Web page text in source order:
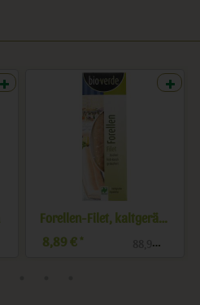
kg
Forellen-Filet, kaltgeräuchert
8,89 € * 88,90 € / kg